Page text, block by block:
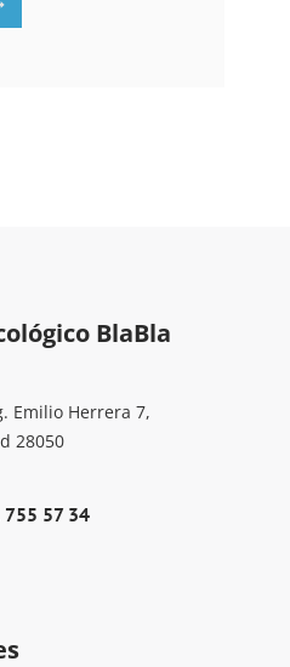
BlaBla
Emilio Herrera 7,
28050
755 57 34